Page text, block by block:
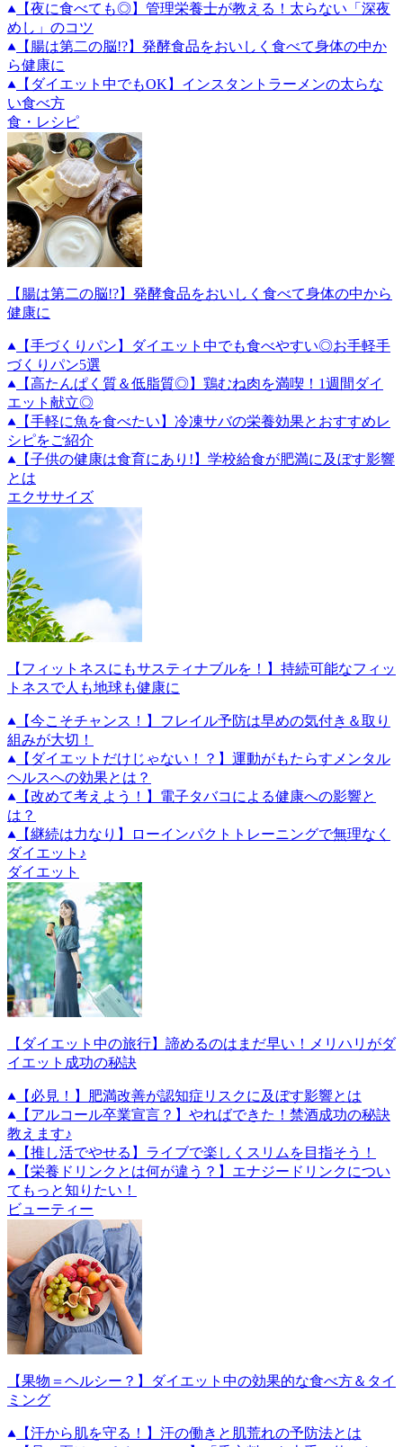
【夜に食べても◎】管理栄養士が教える！太らない「深夜
めし」のコツ
【腸は第二の脳!?】発酵食品をおいしく食べて身体の中か
ら健康に
【ダイエット中でもOK】インスタントラーメンの太らな
い食べ方
食・レシピ
【腸は第二の脳!?】発酵食品をおいしく食べて身体の中から
健康に
【手づくりパン】ダイエット中でも食べやすい◎お手軽手
づくりパン5選
【高たんぱく質＆低脂質◎】鶏むね肉を満喫！1週間ダイ
エット献立◎
【手軽に魚を食べたい】冷凍サバの栄養効果とおすすめレ
シピをご紹介
【子供の健康は食育にあり!】学校給食が肥満に及ぼす影響
とは
エクササイズ
【フィットネスにもサスティナブルを！】持続可能なフィッ
トネスで人も地球も健康に
【今こそチャンス！】フレイル予防は早めの気付き＆取り
組みが大切！
【ダイエットだけじゃない！？】運動がもたらすメンタル
ヘルスへの効果とは？
【改めて考えよう！】電子タバコによる健康への影響と
は？
【継続は力なり】ローインパクトトレーニングで無理なく
ダイエット♪
ダイエット
【ダイエット中の旅行】諦めるのはまだ早い！メリハリがダ
イエット成功の秘訣
【必見！】肥満改善が認知症リスクに及ぼす影響とは
【アルコール卒業宣言？】やればできた！禁酒成功の秘訣
教えます♪
【推し活でやせる】ライブで楽しくスリムを目指そう！
【栄養ドリンクとは何が違う？】エナジードリンクについ
てもっと知りたい！
ビューティー
【果物＝ヘルシー？】ダイエット中の効果的な食べ方＆タイ
ミング
【汗から肌を守る！】汗の働きと肌荒れの予防法とは